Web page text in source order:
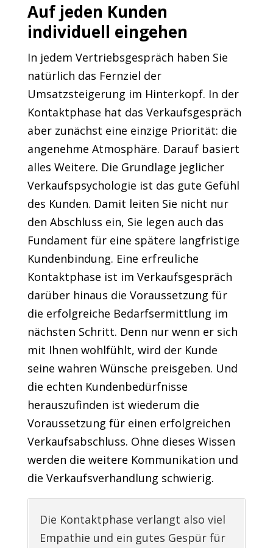
Auf jeden Kunden
individuell eingehen
In jedem Vertriebsgespräch haben Sie
natürlich das Fernziel der
Umsatzsteigerung im Hinterkopf. In der
Kontaktphase hat das Verkaufsgespräch
aber zunächst eine einzige Priorität: die
angenehme Atmosphäre. Darauf basiert
alles Weitere. Die Grundlage jeglicher
Verkaufspsychologie ist das gute Gefühl
des Kunden. Damit leiten Sie nicht nur
den Abschluss ein, Sie legen auch das
Fundament für eine spätere langfristige
Kundenbindung. Eine erfreuliche
Kontaktphase ist im Verkaufsgespräch
darüber hinaus die Voraussetzung für
die erfolgreiche Bedarfsermittlung im
nächsten Schritt. Denn nur wenn er sich
mit Ihnen wohlfühlt, wird der Kunde
seine wahren Wünsche preisgeben. Und
die echten Kundenbedürfnisse
herauszufinden ist wiederum die
Voraussetzung für einen erfolgreichen
Verkaufsabschluss. Ohne dieses Wissen
werden die weitere Kommunikation und
die Verkaufsverhandlung schwierig.
Die Kontaktphase verlangt also viel
Empathie und ein gutes Gespür für